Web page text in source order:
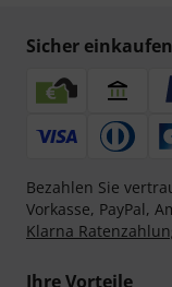
Sicher
Bezahlen Sie
Vorkasse, PayPal,
Klarna
Ihre Vorteile